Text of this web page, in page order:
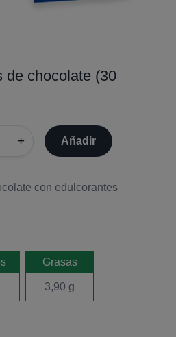
de chocolate (30
+ Añadir
con edulcorantes
Grasas
3,90 g